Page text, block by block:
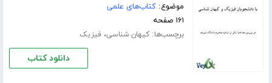
موضوع:کتاب‌های علمی
۱۶۱ صفحه
برچسب‌ها:کیهان شناسی، فیزیک
دانلود کتاب